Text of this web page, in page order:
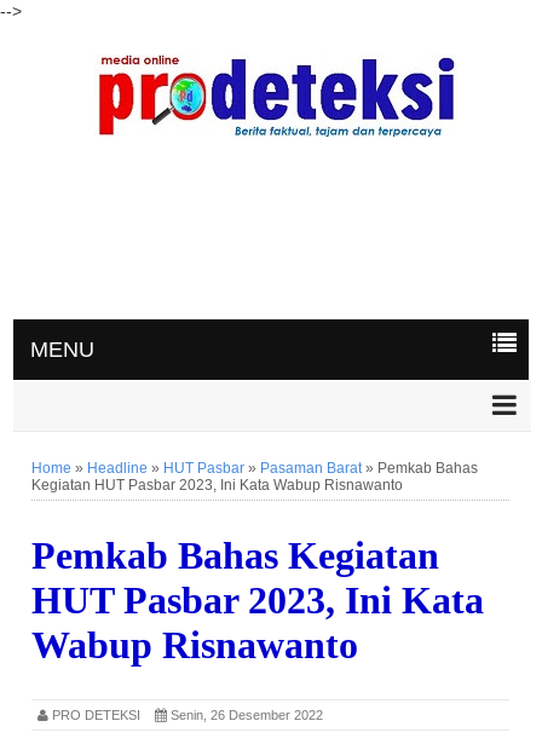
-->
MENU
Home » Headline » HUT Pasbar » Pasaman Barat» Pemkab Bahas
Kegiatan HUT Pasbar 2023, Ini Kata Wabup Risnawanto
Pemkab Bahas Kegiatan
HUT Pasbar 2023, Ini Kata
Wabup Risnawanto
PRO DETEKSI Senin, 26 Desember 2022